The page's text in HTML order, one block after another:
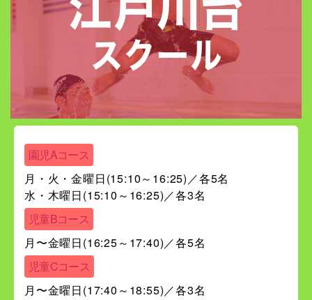
園児Aコース
月・火・金曜日(15:10～16:25)／各5名
水・木曜日(15:10～16:25)／各3名
児童Bコース
月〜金曜日(16:25～17:40)／各5名
児童Cコース
月〜金曜日(17:40～18:55)／各3名